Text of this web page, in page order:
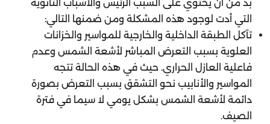
بدّ من أن يحتوي على السبب الرئيس والأسباب الثانوية
التي أدت لوجود هذه المشكلة ومن ضمنها التالي:
تآكل الطبقة الداخلية والخارجية للمواسير والخزانات
العلوية بسبب التعرض المباشر لأشعة الشمس وعدم
فاعلية العازل الحراري. حيث في هذه الحالة تتجه
المواسير والأنابيب نحو التشقق بسبب التعرض بصورة
دائمة لأشعة الشمس بشكل يومي لا سيما في فترة
الصيف.